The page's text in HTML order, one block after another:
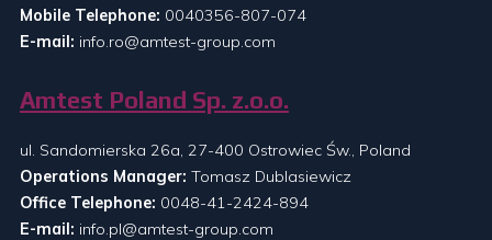
Mobile Telephone: 0040356-807-074
E-mail: info.ro@amtest-group.com
Amtest Poland Sp. z.o.o.
ul. Sandomierska 26a, 27-400 Ostrowiec Św., Poland
Operations Manager: Tomasz Dublasiewicz
Office Telephone: 0048-41-2424-894
E-mail: info.pl@amtest-group.com